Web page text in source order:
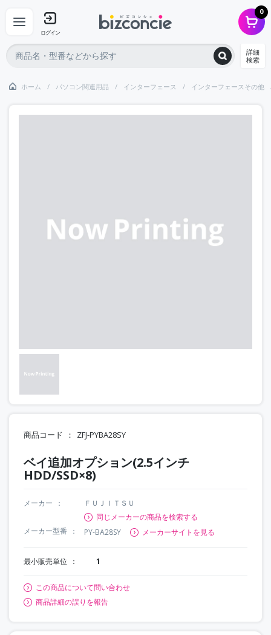
ログイン
0
詳細
検索
ホーム パソコン関連用品 インターフェース インターフェースその他
商品コード ZFJ-PYBA28SY
ベイ追加オプション(2.5インチ
HDD/SSD×8)
メーカー
ＦＵＪＩＴＳＵ
同じメーカーの商品を検索する
メーカー型番
PY-BA28SY メーカーサイトを見る
最小販売単位 1
この商品について問い合わせ
商品詳細の誤りを報告